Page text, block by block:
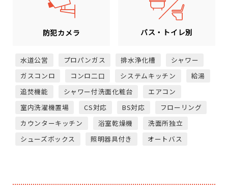
防犯カメラ バス・トイレ別
水道公営 プロパンガス 排水浄化槽
シャワー
ガスコンロ
コンロ二口 システムキッチン
給湯
追焚機能
シャワー付洗面化粧台
エアコン
室内洗濯機置場
CS対応 BS対応
フローリング
カウンターキッチン
浴室乾燥機
洗面所独立
シューズボックス
照明器具付き オートバス